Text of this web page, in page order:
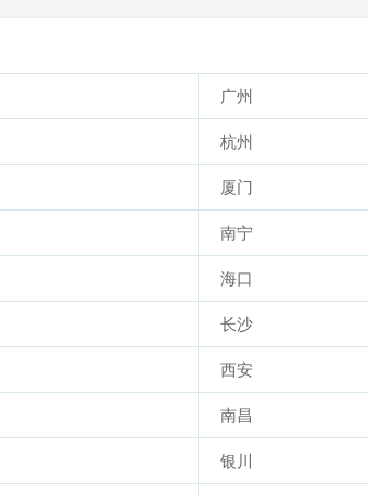
广州
杭州
厦门
南宁
海口
长沙
西安
南昌
银川